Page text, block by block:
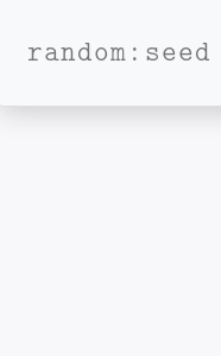
random:seed